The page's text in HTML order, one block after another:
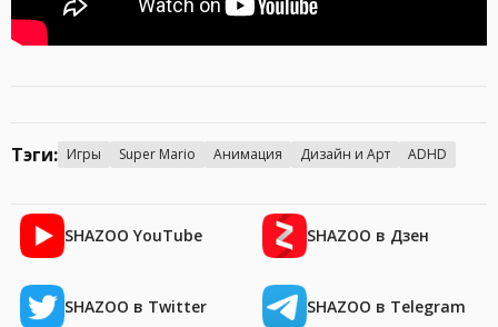
Тэги: Игры Super Mario Анимация Дизайн и Арт ADHD
SHAZOO YouTube SHAZOO в Дзен
SHAZOO в Twitter SHAZOO в Telegram